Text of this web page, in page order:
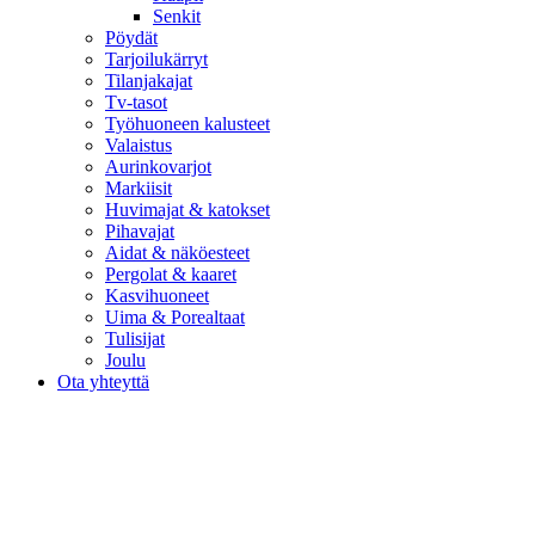
Senkit
Pöydät
Tarjoilukärryt
Tilanjakajat
Tv-tasot
Työhuoneen kalusteet
Valaistus
Aurinkovarjot
Markiisit
Huvimajat & katokset
Pihavajat
Aidat & näköesteet
Pergolat & kaaret
Kasvihuoneet
Uima & Porealtaat
Tulisijat
Joulu
Ota yhteyttä